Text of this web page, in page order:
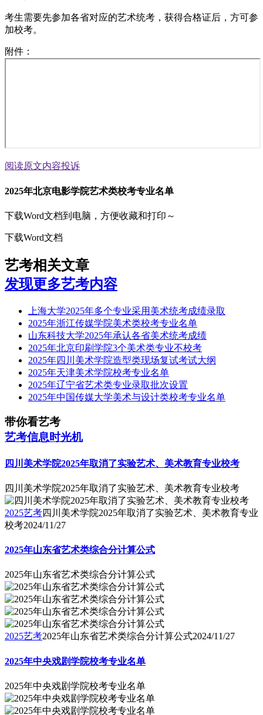
考生需要先参加各省对应的艺术统考，获得合格证后，方可参
加校考。
附件：
阅读原文内容投诉
2025年北京电影学院艺术类校考专业名单
下载Word文档到电脑，方便收藏和打印～
下载Word文档
艺考相关文章
发现更多艺考内容
上海大学2025年多个专业采用美术统考成绩录取
2025年浙江传媒学院美术类校考专业名单
山东科技大学2025年承认各省美术统考成绩
2025年北京印刷学院3个美术类专业不校考
2025年四川美术学院造型类现场复试考试大纲
2025年天津美术学院校考专业名单
2025年辽宁省艺术类专业录取批次设置
2025年中国传媒大学美术与设计类校考专业名单
带你看艺考
艺考信息时光机
四川美术学院2025年取消了实验艺术、美术教育专业校考
四川美术学院2025年取消了实验艺术、美术教育专业校考
2025艺考四川美术学院2025年取消了实验艺术、美术教育专业
校考2024/11/27
2025年山东省艺术类综合分计算公式
2025年山东省艺术类综合分计算公式
2025艺考2025年山东省艺术类综合分计算公式2024/11/27
2025年中央戏剧学院校考专业名单
2025年中央戏剧学院校考专业名单